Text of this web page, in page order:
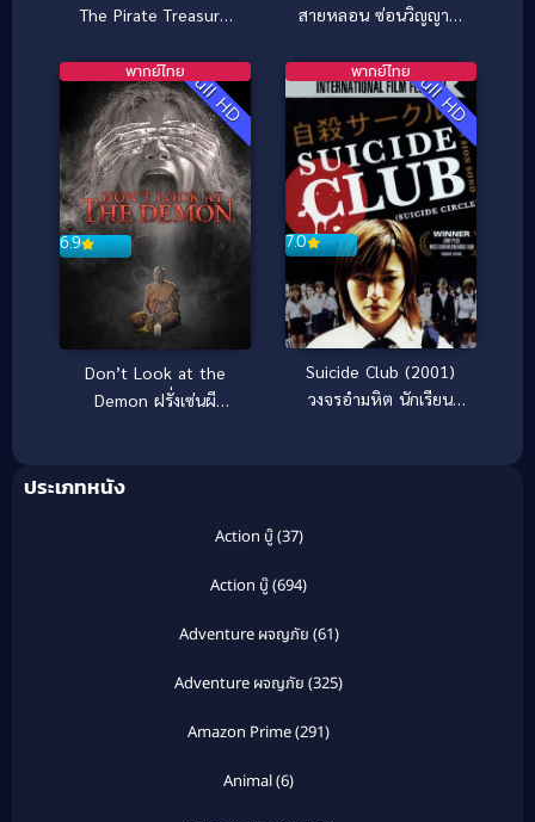
The Pirate Treasure
จอมซน กับ สมบัติโจร
สลัด
สายหลอน ซ่อนวิญญาณ
Full HD
6.9
พากย์ไทย
Don’t Look at the
Demon ฝรั่งเซ่นผี
Full HD
7.0
พากย์ไทย
Suicide Club (2001)
วงจรอำมหิต นักเรียน
ประเภทหนัง
Action บู๊(37)
Action บู๊(694)
Adventure ผจญภัย (61)
Adventure ผจญภัย (325)
Amazon Prime(291)
Animal(6)